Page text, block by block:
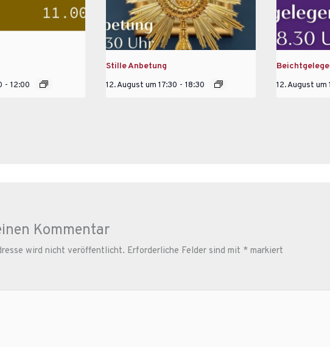
- 12:00
Stille Anbetung
12. August um 17:30 - 18:30
12. August um
Kommentar
wird nicht veröffentlicht. Erforderliche Felder sind mit * markiert